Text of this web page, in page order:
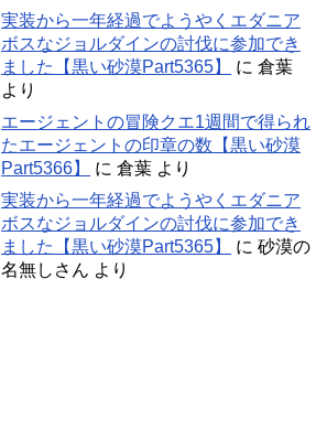
実装から一年経過でようやくエダニア
ボスなジョルダインの討伐に参加でき
ました【黒い砂漠Part5365】
に 倉葉
より
エージェントの冒険クエ1週間で得られ
たエージェントの印章の数【黒い砂漠
Part5366】
に 倉葉 より
実装から一年経過でようやくエダニア
ボスなジョルダインの討伐に参加でき
ました【黒い砂漠Part5365】
に 砂漠の
名無しさん より